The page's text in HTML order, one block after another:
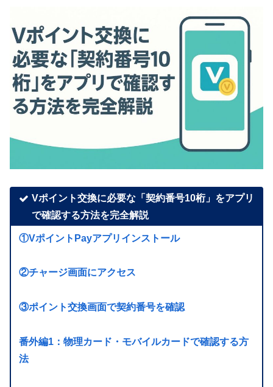
Vポイント交換に必要な「契約番号10桁」をアプリ
で確認する方法を完全解説
①VポイントPayアプリインストール
②チャージ画面にアクセス
③ポイント交換画面で契約番号を確認
番外編1：物理カード・モバイルカードで確認する方
法